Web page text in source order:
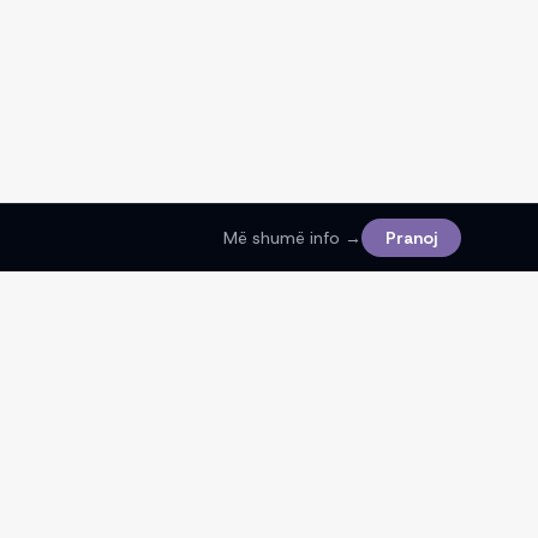
Më shumë info → Pranoj